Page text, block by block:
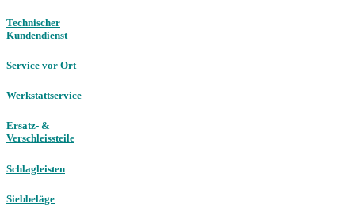
Technischer
Kundendienst
Service vor Ort
Werkstattservice
Ersatz- &
Verschleissteile
Schlagleisten
Siebbeläge